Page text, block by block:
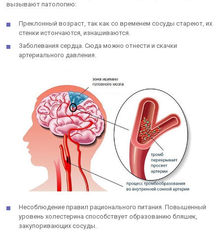
вызывают патологию:
Преклонный возраст, так как со временем сосуды стареют, их
стенки истончаются, изнашиваются.
Заболевания сердца. Сюда можно отнести и скачки
артериального давления.
Несоблюдение правил рационального питания. Повышенный
уровень холестерина способствует образованию бляшек,
закупоривающих сосуды.